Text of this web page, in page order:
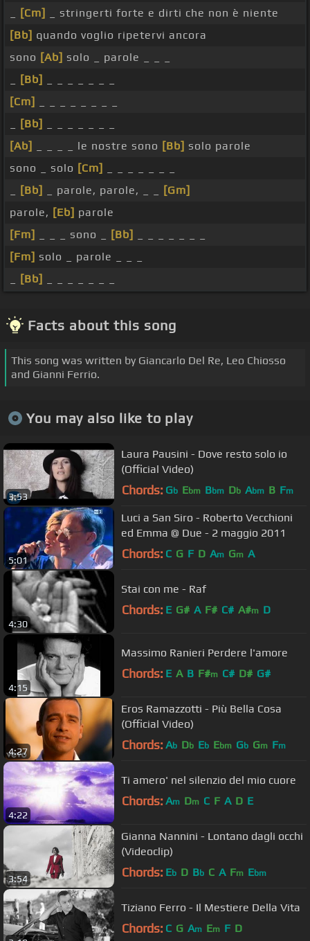
[Cm]
_ stringerti forte e dirti che non è niente
[Bb] quando voglio ripetervi ancora
sono [Ab] solo _ parole _ _ _
[Bb]
[Cm]
[Bb]
[Ab]
_ _ _ _ le nostre sono [Bb] solo parole
sono _ solo [Cm]
[Bb] _ parole, parole, _ _
[Gm]
parole, [Eb] parole
[Fm]
_ _ _ sono _ [Bb]
[Fm] solo _ parole _ _ _
[Bb]
Facts about this song
This song was written by Giancarlo Del Re, Leo Chiosso
and Gianni Ferrio.
You may also like to play
3:53
Laura Pausini - Dove resto solo io
(Official Video)
Chords: Gb Ebm Bbm Db Abm B Fm
5:01
Luci a San Siro - Roberto Vecchioni
ed Emma @ Due - 2 maggio 2011
Chords: C G F D Am Gm A
4:30
Stai con me - Raf
Chords: E G# A F# C# A#m D
4:15
Massimo Ranieri Perdere l'amore
Chords: E A B F#m C# D# G#
4:27
Eros Ramazzotti - Più Bella Cosa
(Official Video)
Chords: Ab Db Eb Ebm Gb Gm Fm
4:22
Ti amero' nel silenzio del mio cuore
Chords: Am Dm C F A D E
3:54
Gianna Nannini - Lontano dagli occhi
(Videoclip)
Chords: Eb D Bb C A Fm Ebm
Tiziano Ferro - Il Mestiere Della Vita
Chords: C G Am Em F D